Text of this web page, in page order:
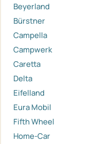
Beyerland
Bürstner
Campella
Campwerk
Caretta
Delta
Eifelland
Eura Mobil
Fifth Wheel
Home-Car